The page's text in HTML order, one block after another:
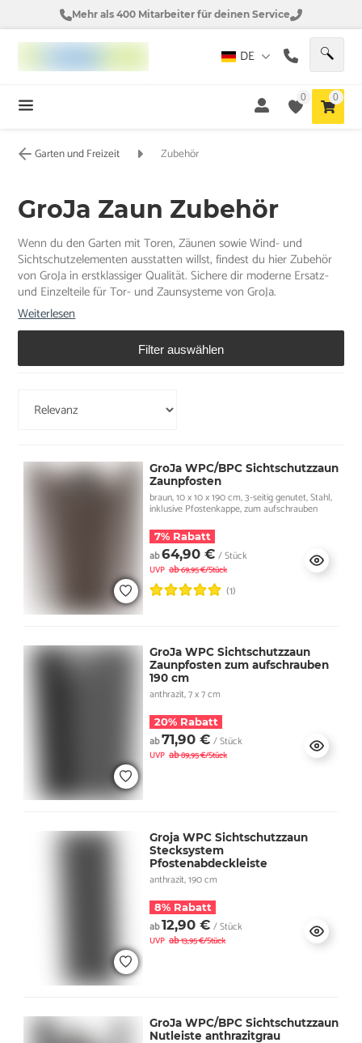
Mehr als 400 Mitarbeiter für deinen Service
DE
0 0
Garten und Freizeit Zubehör
GroJa Zaun Zubehör
Wenn du den Garten mit Toren, Zäunen sowie Wind- und
Sichtschutzelementen ausstatten willst, findest du hier Zubehör
von GroJa in erstklassiger Qualität. Sichere dir moderne Ersatz-
und Einzelteile für Tor- und Zaunsysteme von GroJa.
Weiterlesen
Filter auswählen
GroJa WPC/BPC Sichtschutzzaun
Zaunpfosten
braun, 10 x 10 x 190 cm, 3-seitig genutet, Stahl,
inklusive Pfostenkappe, zum aufschrauben
7% Rabatt
ab64,90 € / Stück
UVP ab69,95 €/Stück
(1)
GroJa WPC Sichtschutzzaun
Zaunpfosten zum aufschrauben
190 cm
anthrazit, 7 x 7 cm
20% Rabatt
ab71,90 € / Stück
UVP ab89,95 €/Stück
Groja WPC Sichtschutzzaun
Stecksystem
Pfostenabdeckleiste
anthrazit, 190 cm
8% Rabatt
ab12,90 € / Stück
UVP ab13,95 €/Stück
GroJa WPC/BPC Sichtschutzzaun
Nutleiste anthrazitgrau